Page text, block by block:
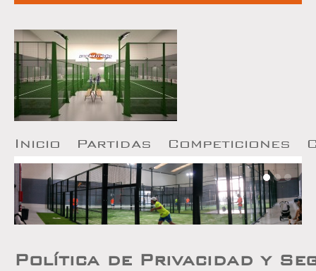
I nicio Partidas Competiciones
Política de Privacidad y